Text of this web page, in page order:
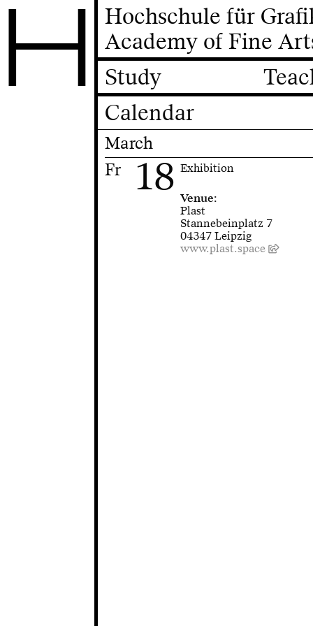
H
Hochschule für
Academy of Fine
Study
Calendar
March
Fr
18 Exhibition
Venue:
Plast
Stannebeinplatz 7
04347 Leipzig
www.plast.space